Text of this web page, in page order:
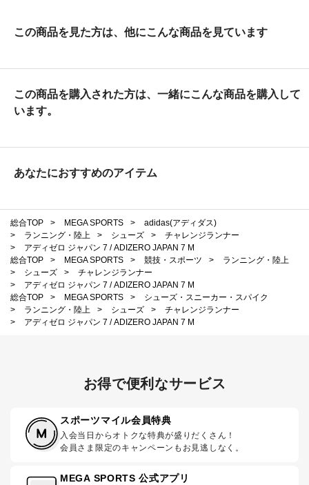
この商品を見た方は、他にこんな商品を見ています
この商品を購入された方は、一緒にこんな商品を購入して
います。
あなたにおすすめのアイテム
総合TOP > MEGA SPORTS >
adidas(アディダス)
>
ランニング・陸上 > シューズ >
チャレンジランナー
>
アディゼロ ジャパン 7 / ADIZERO JAPAN 7 M
総合TOP
> MEGA SPORTS > 競技・スポーツ >
ランニング・陸上
>
シューズ >
チャレンジランナー
>
アディゼロ ジャパン 7 / ADIZERO JAPAN 7 M
総合TOP
> MEGA SPORTS >
シューズ・スニーカー・スパイク
>
ランニング・陸上 > シューズ >
チャレンジランナー
>
アディゼロ ジャパン 7 / ADIZERO JAPAN 7 M
お得で便利なサービス
スポーツマイル会員特典
入会当日からオトクな特典が盛りだくさん！
会員さま限定のキャンペーンもお見逃しなく。
MEGA SPORTS 公式アプリ